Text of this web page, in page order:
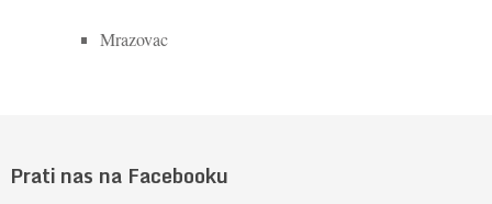
Mrazovac
Prati nas na Facebooku